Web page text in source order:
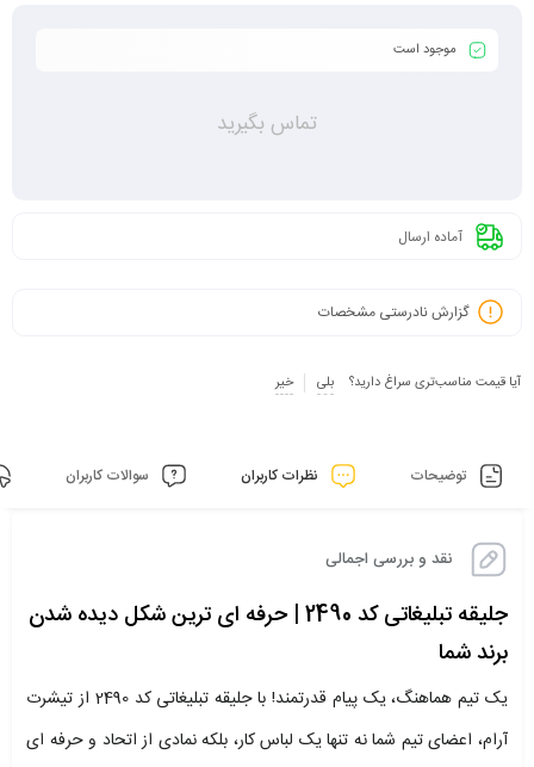
موجود است
تماس بگیرید
آماده ارسال
گزارش نادرستی مشخصات
آیا قیمت مناسب‌تری سراغ دارید؟ بلی خیر
توضیحات نظرات کاربران سوالات کاربران
نقد و بررسی اجمالی
جلیقه تبلیغاتی کد 2490 | حرفه ای ترین شکل دیده شدن
برند شما
یک تیم هماهنگ، یک پیام قدرتمند! با جلیقه تبلیغاتی کد 2490 از تیشرت
آرام، اعضای تیم شما نه تنها یک لباس کار، بلکه نمادی از اتحاد و حرفه ای